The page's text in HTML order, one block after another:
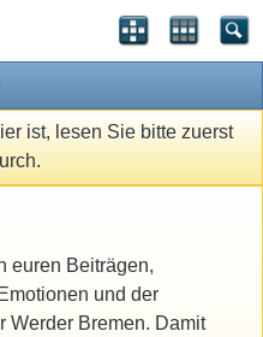
ist, lesen Sie bitte zuerst
euren Beiträgen,
und der
Werder Bremen. Damit